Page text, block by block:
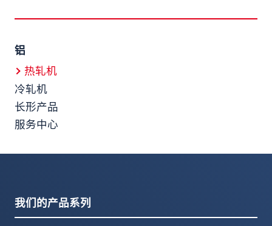
铝
热轧机
冷轧机
长形产品
服务中心
我们的产品系列